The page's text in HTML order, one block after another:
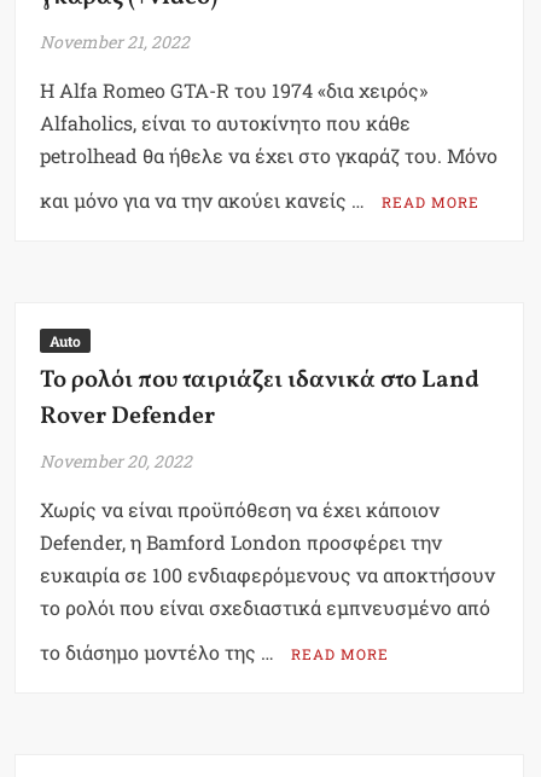
November 21, 2022
Η Alfa Romeo GTA-R του 1974 «δια χειρός»
Alfaholics, είναι το αυτοκίνητο που κάθε
petrolhead θα ήθελε να έχει στο γκαράζ του. Μόνο
και μόνο για να την ακούει κανείς …
READ MORE
Auto
Το ρολόι που ταιριάζει ιδανικά στο Land
Rover Defender
November 20, 2022
Χωρίς να είναι προϋπόθεση να έχει κάποιον
Defender, η Bamford London προσφέρει την
ευκαιρία σε 100 ενδιαφερόμενους να αποκτήσουν
το ρολόι που είναι σχεδιαστικά εμπνευσμένο από
το διάσημο μοντέλο της …
READ MORE